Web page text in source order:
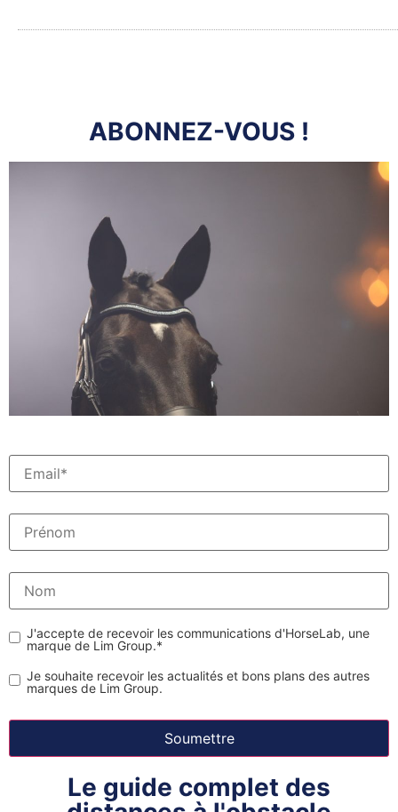
ABONNEZ-VOUS !
J'accepte de recevoir les communications d'HorseLab, une
marque de Lim Group.*
Je souhaite recevoir les actualités et bons plans des autres
marques de Lim Group.
Le guide complet des